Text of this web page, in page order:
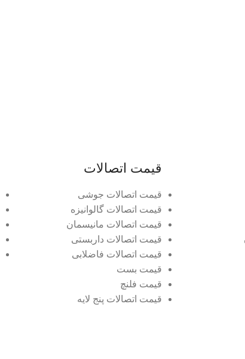
قیمت اتصالات
قیمت اتصالات جوشی
قیمت اتصالات گالوانیزه
قیمت اتصالات مانیسمان
قیمت اتصالات داربستی
قیمت اتصالات فاضلابی
قیمت بست
قیمت فلنچ
قیمت اتصالات پنج لایه